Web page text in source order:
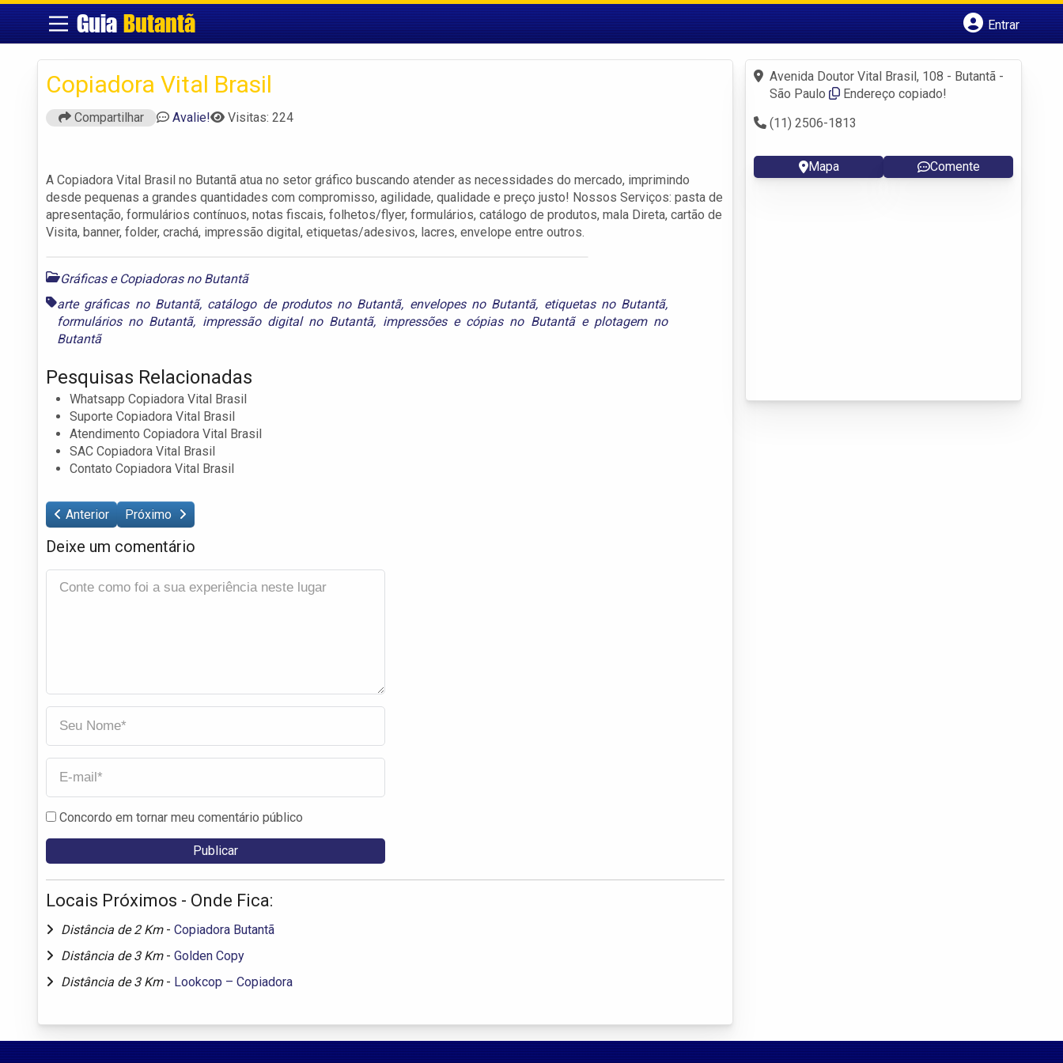
GuiaButantã
Entrar
Fazer login
Criar conta
Copiadora Vital Brasil
Compartilhar Avalie! Visitas: 224
A Copiadora Vital Brasil no Butantã atua no setor gráfico buscando atender as necessidades do mercado, imprimindo
desde pequenas a grandes quantidades com compromisso, agilidade, qualidade e preço justo! Nossos Serviços: pasta de
apresentação, formulários contínuos, notas fiscais, folhetos/flyer, formulários, catálogo de produtos, mala Direta, cartão de
Visita, banner, folder, crachá, impressão digital, etiquetas/adesivos, lacres, envelope entre outros.
Gráficas e Copiadoras no Butantã
arte gráficas no Butantã, catálogo de produtos no Butantã, envelopes no Butantã, etiquetas no Butantã,
formulários no Butantã, impressão digital no Butantã, impressões e cópias no Butantãe plotagem no
Butantã
Pesquisas Relacionadas
Whatsapp Copiadora Vital Brasil
Suporte Copiadora Vital Brasil
Atendimento Copiadora Vital Brasil
SAC Copiadora Vital Brasil
Contato Copiadora Vital Brasil
Anterior Próximo
Deixe um comentário
Concordo em tornar meu comentário público
Locais Próximos - Onde Fica:
Distância de 2 Km - Copiadora Butantã
Distância de 3 Km - Golden Copy
Distância de 3 Km - Lookcop – Copiadora
Avenida Doutor Vital Brasil, 108 - Butantã -
São Paulo
Endereço copiado!
(11) 2506-1813
Mapa Comente